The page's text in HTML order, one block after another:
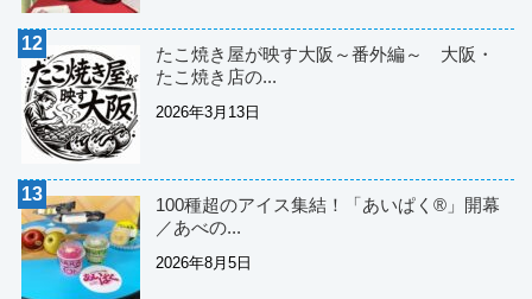
たこ焼き屋が映す大阪～番外編～ 大阪・
たこ焼き店の...
2026年3月13日
100種超のアイス集結！「あいぱく®」開幕
／あべの...
2026年8月5日